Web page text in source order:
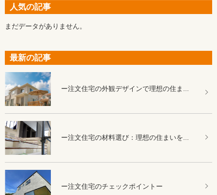
人気の記事
まだデータがありません。
最新の記事
ー注文住宅の外観デザインで理想の住ま...
ー注文住宅の材料選び：理想の住まいを...
ー注文住宅のチェックポイントー